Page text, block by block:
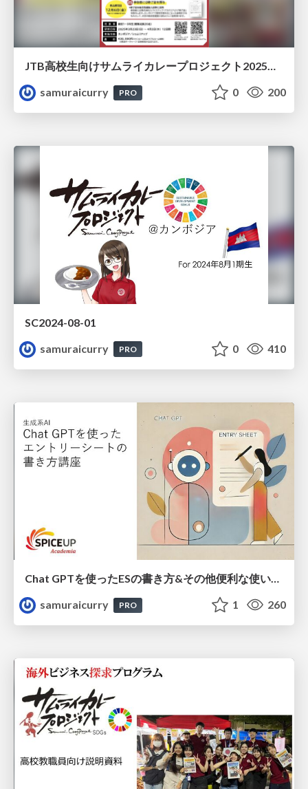
JTB高校生向けサムライカレープロジェクト2025年3月パンフレット
samuraicurry
PRO 0 200
SC2024-08-01
samuraicurry
PRO 0 410
Chat GPTを使ったESの書き方&その他便利な使い方講座
samuraicurry
PRO 1 260